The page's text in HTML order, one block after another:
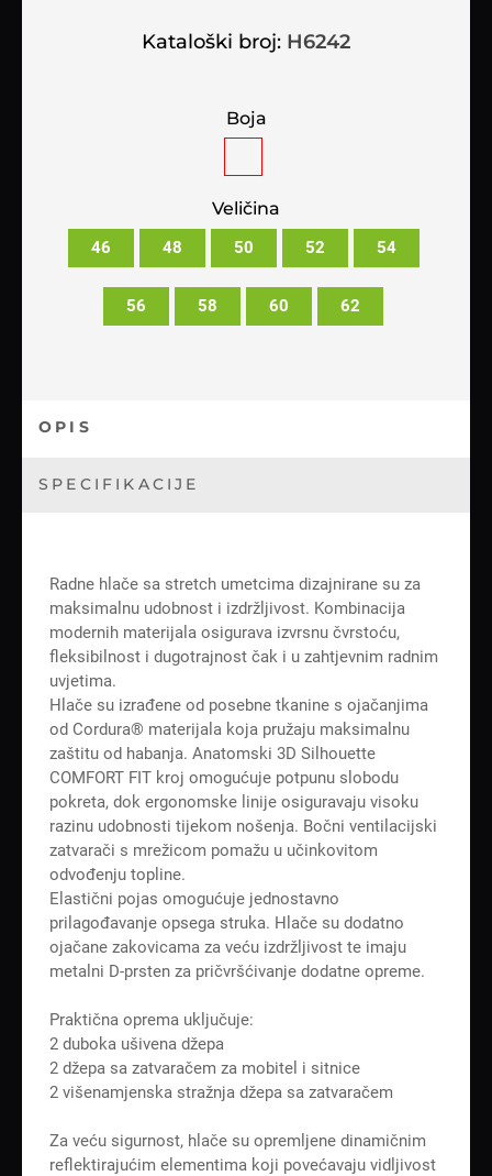
Kataloški broj: H6242
Boja
Veličina
46 48 50 52 54
56 58 60 62
OPIS
SPECIFIKACIJE
Radne hlače sa stretch umetcima dizajnirane su za
maksimalnu udobnost i izdržljivost. Kombinacija
modernih materijala osigurava izvrsnu čvrstoću,
fleksibilnost i dugotrajnost čak i u zahtjevnim radnim
uvjetima.
Hlače su izrađene od posebne tkanine s ojačanjima
od Cordura® materijala koja pružaju maksimalnu
zaštitu od habanja. Anatomski 3D Silhouette
COMFORT FIT kroj omogućuje potpunu slobodu
pokreta, dok ergonomske linije osiguravaju visoku
razinu udobnosti tijekom nošenja. Bočni ventilacijski
zatvarači s mrežicom pomažu u učinkovitom
odvođenju topline.
Elastični pojas omogućuje jednostavno
prilagođavanje opsega struka. Hlače su dodatno
ojačane zakovicama za veću izdržljivost te imaju
metalni D-prsten za pričvršćivanje dodatne opreme.
Praktična oprema uključuje:
2 duboka ušivena džepa
2 džepa sa zatvaračem za mobitel i sitnice
2 višenamjenska stražnja džepa sa zatvaračem
Za veću sigurnost, hlače su opremljene dinamičnim
reflektirajućim elementima koji povećavaju vidljivost